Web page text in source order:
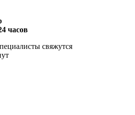
часов
свяжутся